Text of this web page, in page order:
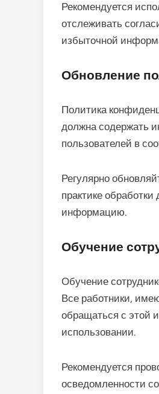
Рекомендуется
отслеживать
избыточной
Обновление
Политика
должна содержать
пользователей в
Регулярно
практике
информацию.
Обучение
Обучение
Все работники,
обращаться с этой
использовании.
Рекомендуется
осведомленности